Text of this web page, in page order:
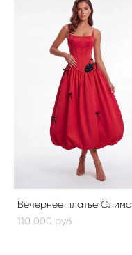
Вечернее платье Слима
110 000 pуб.